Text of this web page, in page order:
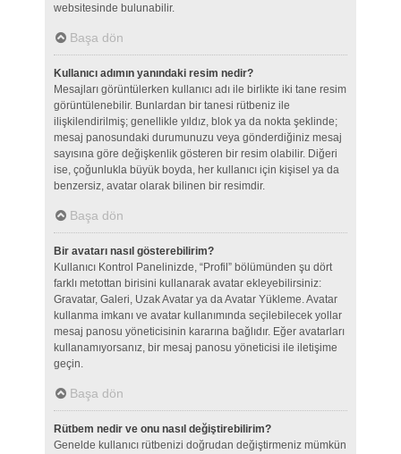
websitesinde bulunabilir.
Başa dön
Kullanıcı adımın yanındaki resim nedir?
Mesajları görüntülerken kullanıcı adı ile birlikte iki tane resim
görüntülenebilir. Bunlardan bir tanesi rütbeniz ile
ilişkilendirilmiş; genellikle yıldız, blok ya da nokta şeklinde;
mesaj panosundaki durumunuzu veya gönderdiğiniz mesaj
sayısına göre değişkenlik gösteren bir resim olabilir. Diğeri
ise, çoğunlukla büyük boyda, her kullanıcı için kişisel ya da
benzersiz, avatar olarak bilinen bir resimdir.
Başa dön
Bir avatarı nasıl gösterebilirim?
Kullanıcı Kontrol Panelinizde, “Profil” bölümünden şu dört
farklı metottan birisini kullanarak avatar ekleyebilirsiniz:
Gravatar, Galeri, Uzak Avatar ya da Avatar Yükleme. Avatar
kullanma imkanı ve avatar kullanımında seçilebilecek yollar
mesaj panosu yöneticisinin kararına bağlıdır. Eğer avatarları
kullanamıyorsanız, bir mesaj panosu yöneticisi ile iletişime
geçin.
Başa dön
Rütbem nedir ve onu nasıl değiştirebilirim?
Genelde kullanıcı rütbenizi doğrudan değiştirmeniz mümkün